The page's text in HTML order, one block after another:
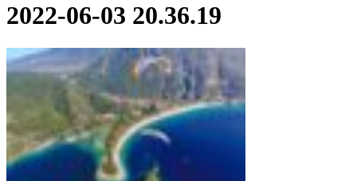
2022-06-03 20.36.19